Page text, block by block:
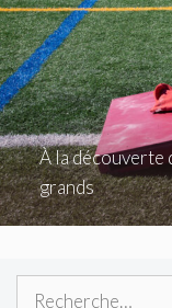
À la découverte
grands
Rechercher :